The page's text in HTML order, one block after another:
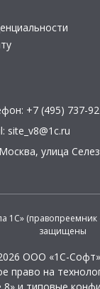
+7 (495) 737-
site_v8@1c.ru
, улица
1С» (правопреемник
защищены
ООО «1С-
право на